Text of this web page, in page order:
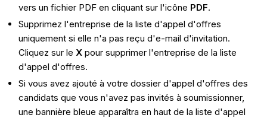
vers un fichier PDF en cliquant sur l'icône PDF.
Supprimez l'entreprise de la liste d'appel d'offres
uniquement si elle n'a pas reçu d'e-mail d'invitation.
Cliquez sur leX pour supprimer l'entreprise de la liste
d'appel d'offres.
Si vous avez ajouté à votre dossier d'appel d'offres des
candidats que vous n'avez pas invités à soumissionner,
une bannière bleue apparaîtra en haut de la liste d'appel